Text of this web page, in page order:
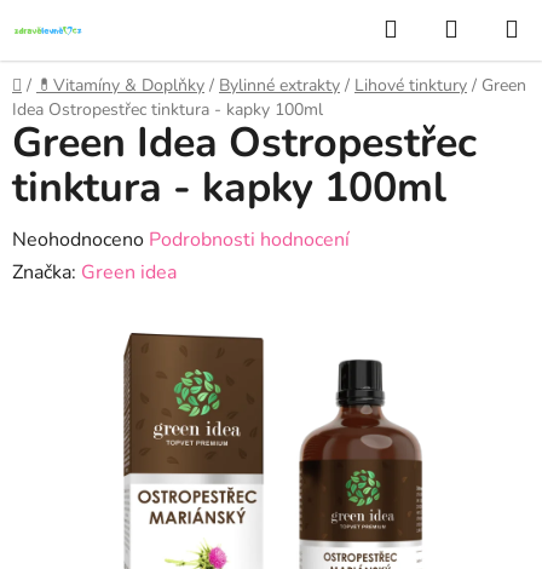
na
obsah
Hledat
KOŠÍK
Domů
/ 💊Vitamíny & Doplňky / Bylinné extrakty / Lihové tinktury / Green
Idea Ostropestřec tinktura - kapky 100ml
Green Idea Ostropestřec
tinktura - kapky 100ml
Průměrné
hodnocení
Neohodnoceno Podrobnosti hodnocení
Značka: Green idea